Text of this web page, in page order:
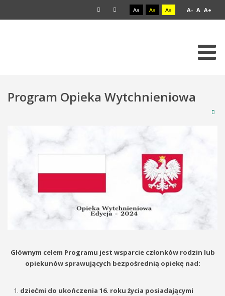
Aa Aa Aa A- A A+
Program Opieka Wytchnieniowa
Głównym celem Programu jest wsparcie członków rodzin lub
opiekunów sprawujących bezpośrednią opiekę nad:
dziećmi do ukończenia 16. roku życia posiadającymi